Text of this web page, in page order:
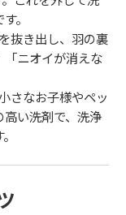
。
抜き出し、羽の裏
ニオイが消えな
さなお子様やペッ
高い洗剤で、洗浄